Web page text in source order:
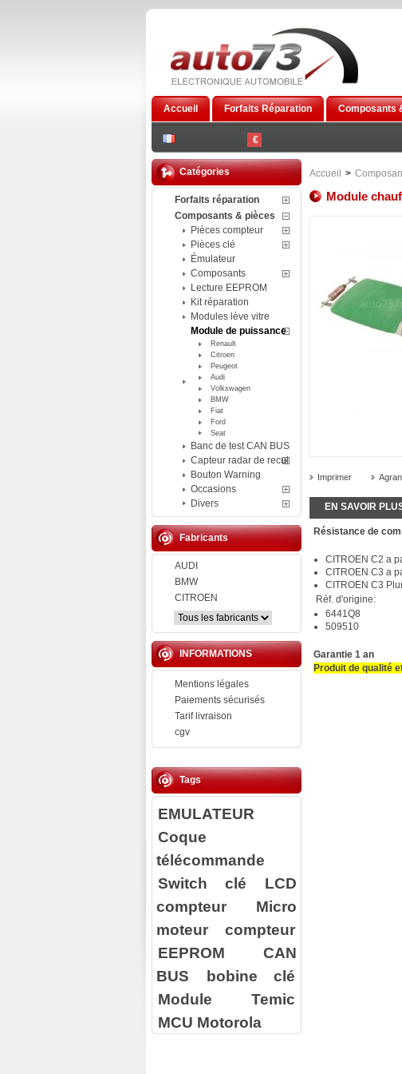
€
Accueil Forfaits Réparation Composants
Catégories
Forfaits réparation
Composants & pièces
Pièces compteur
Pièces clé
Émulateur
Composants
Lecture EEPROM
Kit réparation
Modules lève vitre
Module de puissance
Renault
Citroen
Peugeot
Audi
Volkswagen
BMW
Fiat
Ford
Seat
Banc de test CAN BUS
Capteur radar de recul
Bouton Warning
Occasions
Divers
Fabricants
AUDI
BMW
CITROEN
INFORMATIONS
Mentions légales
Paiements sécurisés
Tarif livraison
cgv
Tags
EMULATEUR
Coque
télécommande
Switch clé
LCD
compteur
Micro
moteur compteur
EEPROM
CAN
BUS
bobine clé
Module Temic
MCU Motorola
Accueil >
Module
Imprimer
EN SAVOIR
Résistance de
CITROEN C2 a
CITROEN C3 a
CITROEN C3
Réf. d'origine:
6441Q8
509510
Garantie 1 an
Produit de qualité